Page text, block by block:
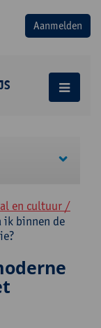
en cultuur /
ik binnen de